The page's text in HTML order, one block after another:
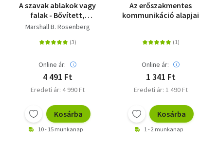
A szavak ablakok vagy
falak - Bővített,
javított kiadás
Marshall B. Rosenberg
Online ár:
4 491 Ft
Eredeti ár: 4 990 Ft
Kosárba
10 - 15 munkanap
Az erőszakmentes
kommunikáció alapjai
Online ár:
1 341 Ft
Eredeti ár: 1 490 Ft
Kosárba
1 - 2 munkanap